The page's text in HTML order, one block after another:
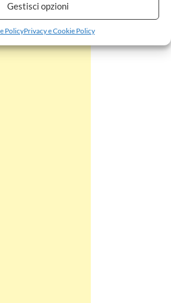
Gestisci opzioni
PolicyPrivacy e Cookie Policy